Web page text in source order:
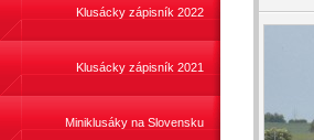
Klusácky zápisník 2022
Klusácky zápisník 2021
Miniklusáky na Slovensku